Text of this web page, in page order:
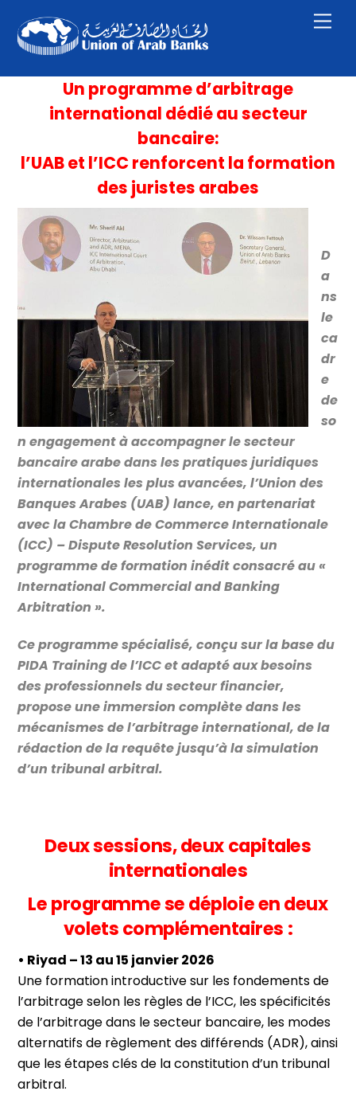
content
Un programme d’arbitrage
international dédié au secteur
bancaire:
l’UAB et l’ICC renforcent la formation
des juristes arabes
D
a
ns
le
ca
dr
e
de
so
n engagement à accompagner le secteur
bancaire arabe dans les pratiques juridiques
internationales les plus avancées, l’Union des
Banques Arabes (UAB) lance, en partenariat
avec la Chambre de Commerce Internationale
(ICC) – Dispute Resolution Services, un
programme de formation inédit consacré au «
International Commercial and Banking
Arbitration ».
Ce programme spécialisé, conçu sur la base du
PIDA Training de l’ICC et adapté aux besoins
des professionnels du secteur financier,
propose une immersion complète dans les
mécanismes de l’arbitrage international, de la
rédaction de la requête jusqu’à la simulation
d’un tribunal arbitral.
Deux sessions, deux capitales
internationales
Le programme se déploie en deux
volets complémentaires :
• Riyad – 13 au 15 janvier 2026
Une formation introductive sur les fondements de
l’arbitrage selon les règles de l’ICC, les spécificités
de l’arbitrage dans le secteur bancaire, les modes
alternatifs de règlement des différends (ADR), ainsi
que les étapes clés de la constitution d’un tribunal
arbitral.